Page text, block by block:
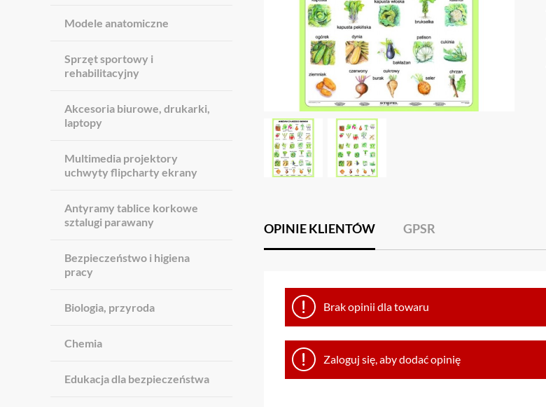
Modele anatomiczne
Sprzęt sportowy i
rehabilitacyjny
Akcesoria biurowe, drukarki,
laptopy
Multimedia projektory
uchwyty flipcharty ekrany
Antyramy tablice korkowe
sztalugi parawany
Bezpieczeństwo i higiena
pracy
Biologia, przyroda
Chemia
Edukacja dla bezpieczeństwa
OPINIE KLIENTÓW GPSR
Brak opinii dla towaru
Zaloguj się, aby dodać opinię